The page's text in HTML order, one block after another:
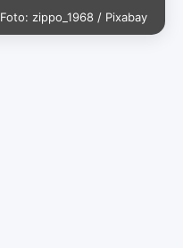
Foto: zippo_1968 / Pixabay